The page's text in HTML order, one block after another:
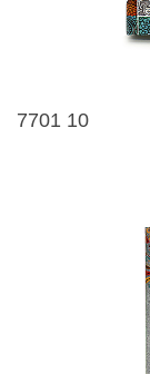
7701 10